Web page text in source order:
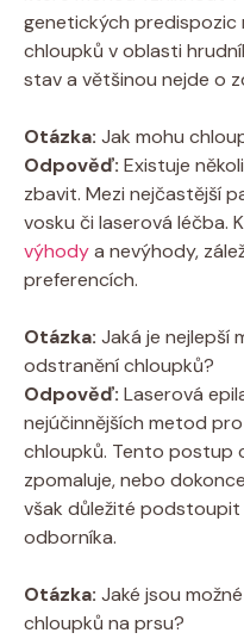
genetických
chloupků v oblasti
stav a většinou nejde o
Otázka: Jak mohu
Odpověď: Existuje
zbavit. Mezi nejčastější
vosku či laserová léčba.
výhodya nevýhody,
preferencích.
Otázka: Jaká je nejlepší
odstranění chloupků?
Odpověď: Laserová
nejúčinnějších metod
chloupků. Tento postup
zpomaluje, nebo
však důležité podstoupit
odborníka.
Otázka: Jaké jsou
chloupků na prsu?